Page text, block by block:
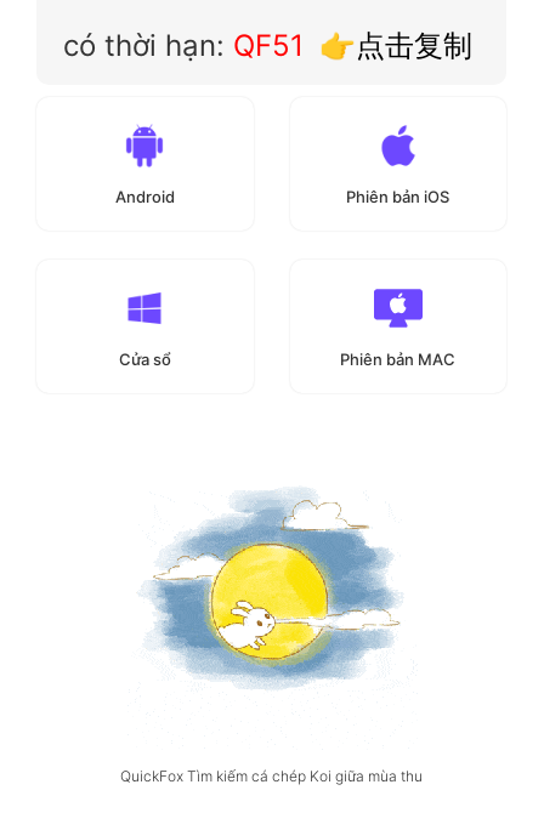
có thời hạn: QF51 👉点击复制
Android Phiên bản iOS
Cửa sổ Phiên bản MAC
QuickFox Tìm kiếm cá chép Koi giữa mùa thu